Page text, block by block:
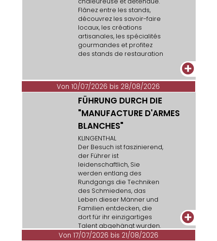
Flânez entre les stands,
découvrez les savoir-faire
locaux, les créations
artisanales, les spécialités
gourmandes et profitez
des stands de restauration
+
Von 10/07/2026 bis 28/08/2026
FÜHRUNG DURCH DIE
"MANUFACTURE D'ARMES
BLANCHES"
KLINGENTHAL
Der Besuch ist faszinierend,
der Führer ist
leidenschaftlich, Sie
werden entlang des
Rundgangs die Techniken
des Schmiedens, das
Leben dieser Männer und
Familien entdecken, die
dort für ihr einzigartiges
Talent abgehängt wurden.
+
Von 17/07/2026 bis 21/08/2026